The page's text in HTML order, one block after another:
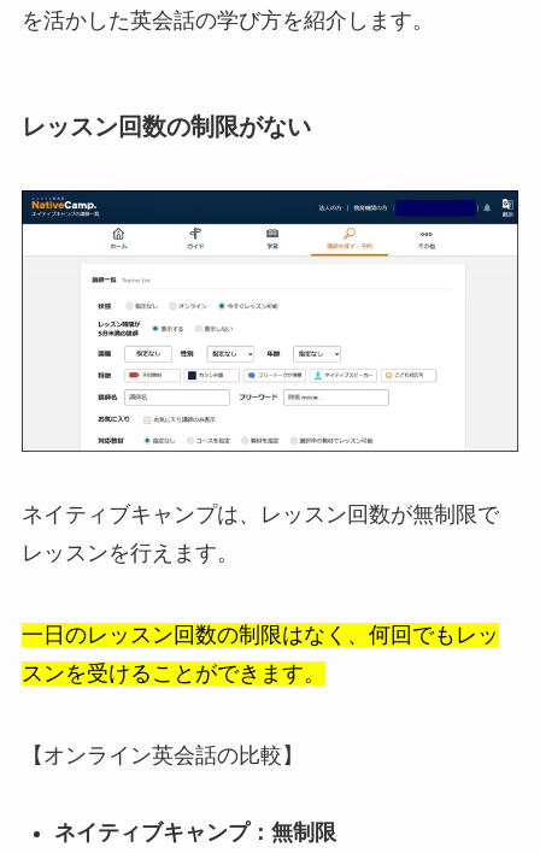
を活かした英会話の学び方を紹介します。
レッスン回数の制限がない
ネイティブキャンプは、レッスン回数が無制限で
レッスンを行えます。
一日のレッスン回数の制限はなく、何回でもレッ
スンを受けることができます。
【オンライン英会話の比較】
ネイティブキャンプ：無制限